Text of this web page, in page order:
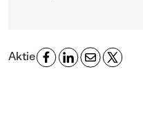
Aktie